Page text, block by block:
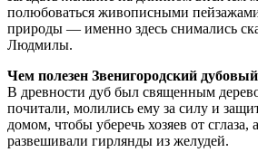
полюбоваться живописными
природы — именно здесь снимались
Людмилы.
Чем полезен Звенигородский
В древности дуб был священным
почитали, молились ему за силу и
домом, чтобы уберечь хозяев от сглаза,
развешивали гирлянды из желудей.